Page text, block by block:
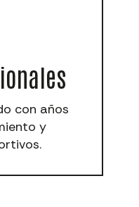
con años
y